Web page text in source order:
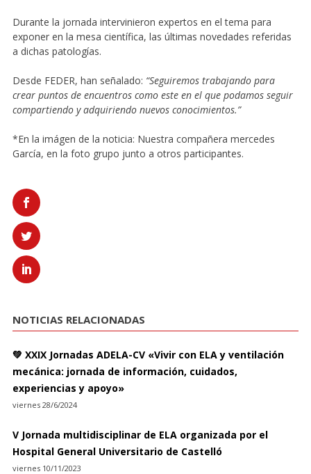
Durante la jornada intervinieron expertos en el tema para
exponer en la mesa científica, las últimas novedades referidas
a dichas patologías.
Desde FEDER, han señalado: “Seguiremos trabajando para
crear puntos de encuentros como este en el que podamos seguir
compartiendo y adquiriendo nuevos conocimientos.”
*En la imágen de la noticia: Nuestra compañera mercedes
García, en la foto grupo junto a otros participantes.
NOTICIAS RELACIONADAS
💚 XXIX Jornadas ADELA-CV «Vivir con ELA y ventilación
mecánica: jornada de información, cuidados,
experiencias y apoyo»
viernes 28/6/2024
V Jornada multidisciplinar de ELA organizada por el
Hospital General Universitario de Castelló
viernes 10/11/2023